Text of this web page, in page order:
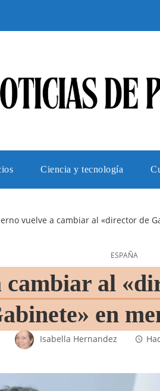
Ciencia y tecnología
vuelve a cambiar al «director de
ESPAÑA
al
en
Isabella Hernandez